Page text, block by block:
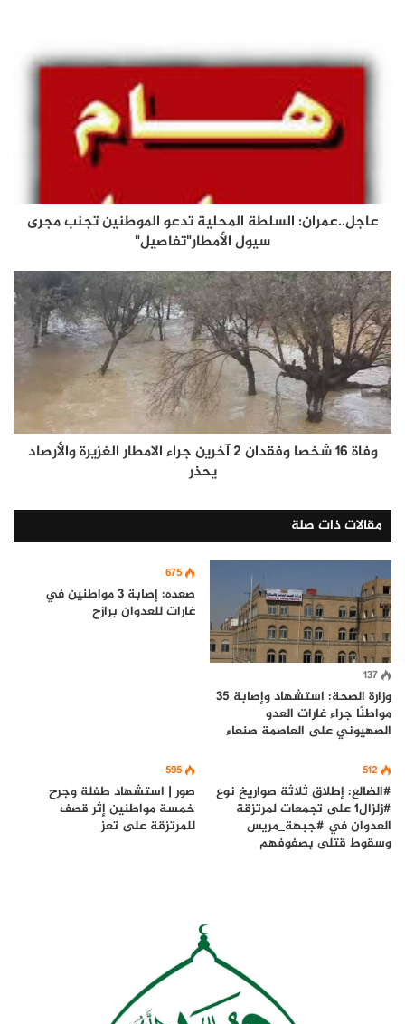
عاجل..عمران: السلطة المحلية تدعو الموطنين تجنب مجرى
سيول الأمطار"تفاصيل"
وفاة 16 شخصا وفقدان 2 آخرين جراء الامطار الغزيرة والأرصاد
يحذر
مقالات ذات صلة
137
وزارة الصحة: استشهاد وإصابة 35
مواطنًا جراء غارات العدو
الصهيوني على العاصمة صنعاء
675
صعده: إصابة 3 مواطنين في
غارات للعدوان برازح
512
#الضالع: إطلاق ثلاثة صواريخ نوع
#زلزال1 على تجمعات لمرتزقة
العدوان في #جبهة_مريس
وسقوط قتلى بصفوفهم
595
صور | استشهاد طفلة وجرح
خمسة مواطنين إثر قصف
للمرتزقة على تعز